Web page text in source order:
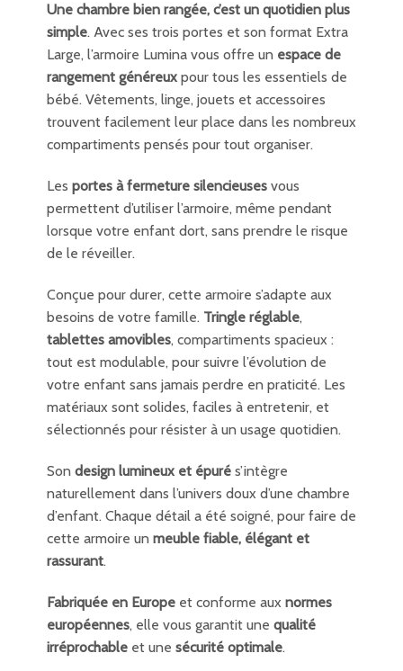
Une chambre bien rangée, c’est un quotidien plus
simple. Avec ses trois portes et son format Extra
Large, l’armoire Lumina vous offre un espace de
rangement généreuxpour tous les essentiels de
bébé. Vêtements, linge, jouets et accessoires
trouvent facilement leur place dans les nombreux
compartiments pensés pour tout organiser.
Les portes à fermeture silencieuses vous
permettent d’utiliser l’armoire, même pendant
lorsque votre enfant dort, sans prendre le risque
de le réveiller.
Conçue pour durer, cette armoire s’adapte aux
besoins de votre famille. Tringle réglable,
tablettes amovibles, compartiments spacieux :
tout est modulable, pour suivre l’évolution de
votre enfant sans jamais perdre en praticité. Les
matériaux sont solides, faciles à entretenir, et
sélectionnés pour résister à un usage quotidien.
Son design lumineux et épurés’intègre
naturellement dans l’univers doux d’une chambre
d’enfant. Chaque détail a été soigné, pour faire de
cette armoire un meuble fiable, élégant et
rassurant.
Fabriquée en Europeet conforme aux normes
européennes, elle vous garantit une qualité
irréprochableet une sécurité optimale.